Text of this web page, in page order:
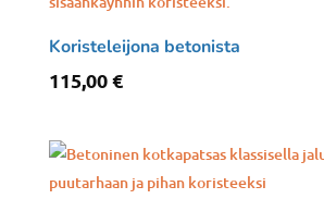
Koristeleijona betonista
115,00€